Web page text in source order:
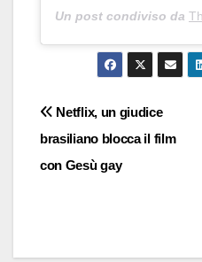
Un post condiviso da
Navigazione
articoli
Netflix, un giudice
brasiliano blocca il film
con Gesù gay